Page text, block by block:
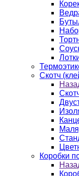
Скотч
Коробки